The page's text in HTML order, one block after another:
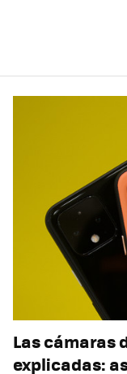
Las cámaras
explicadas: